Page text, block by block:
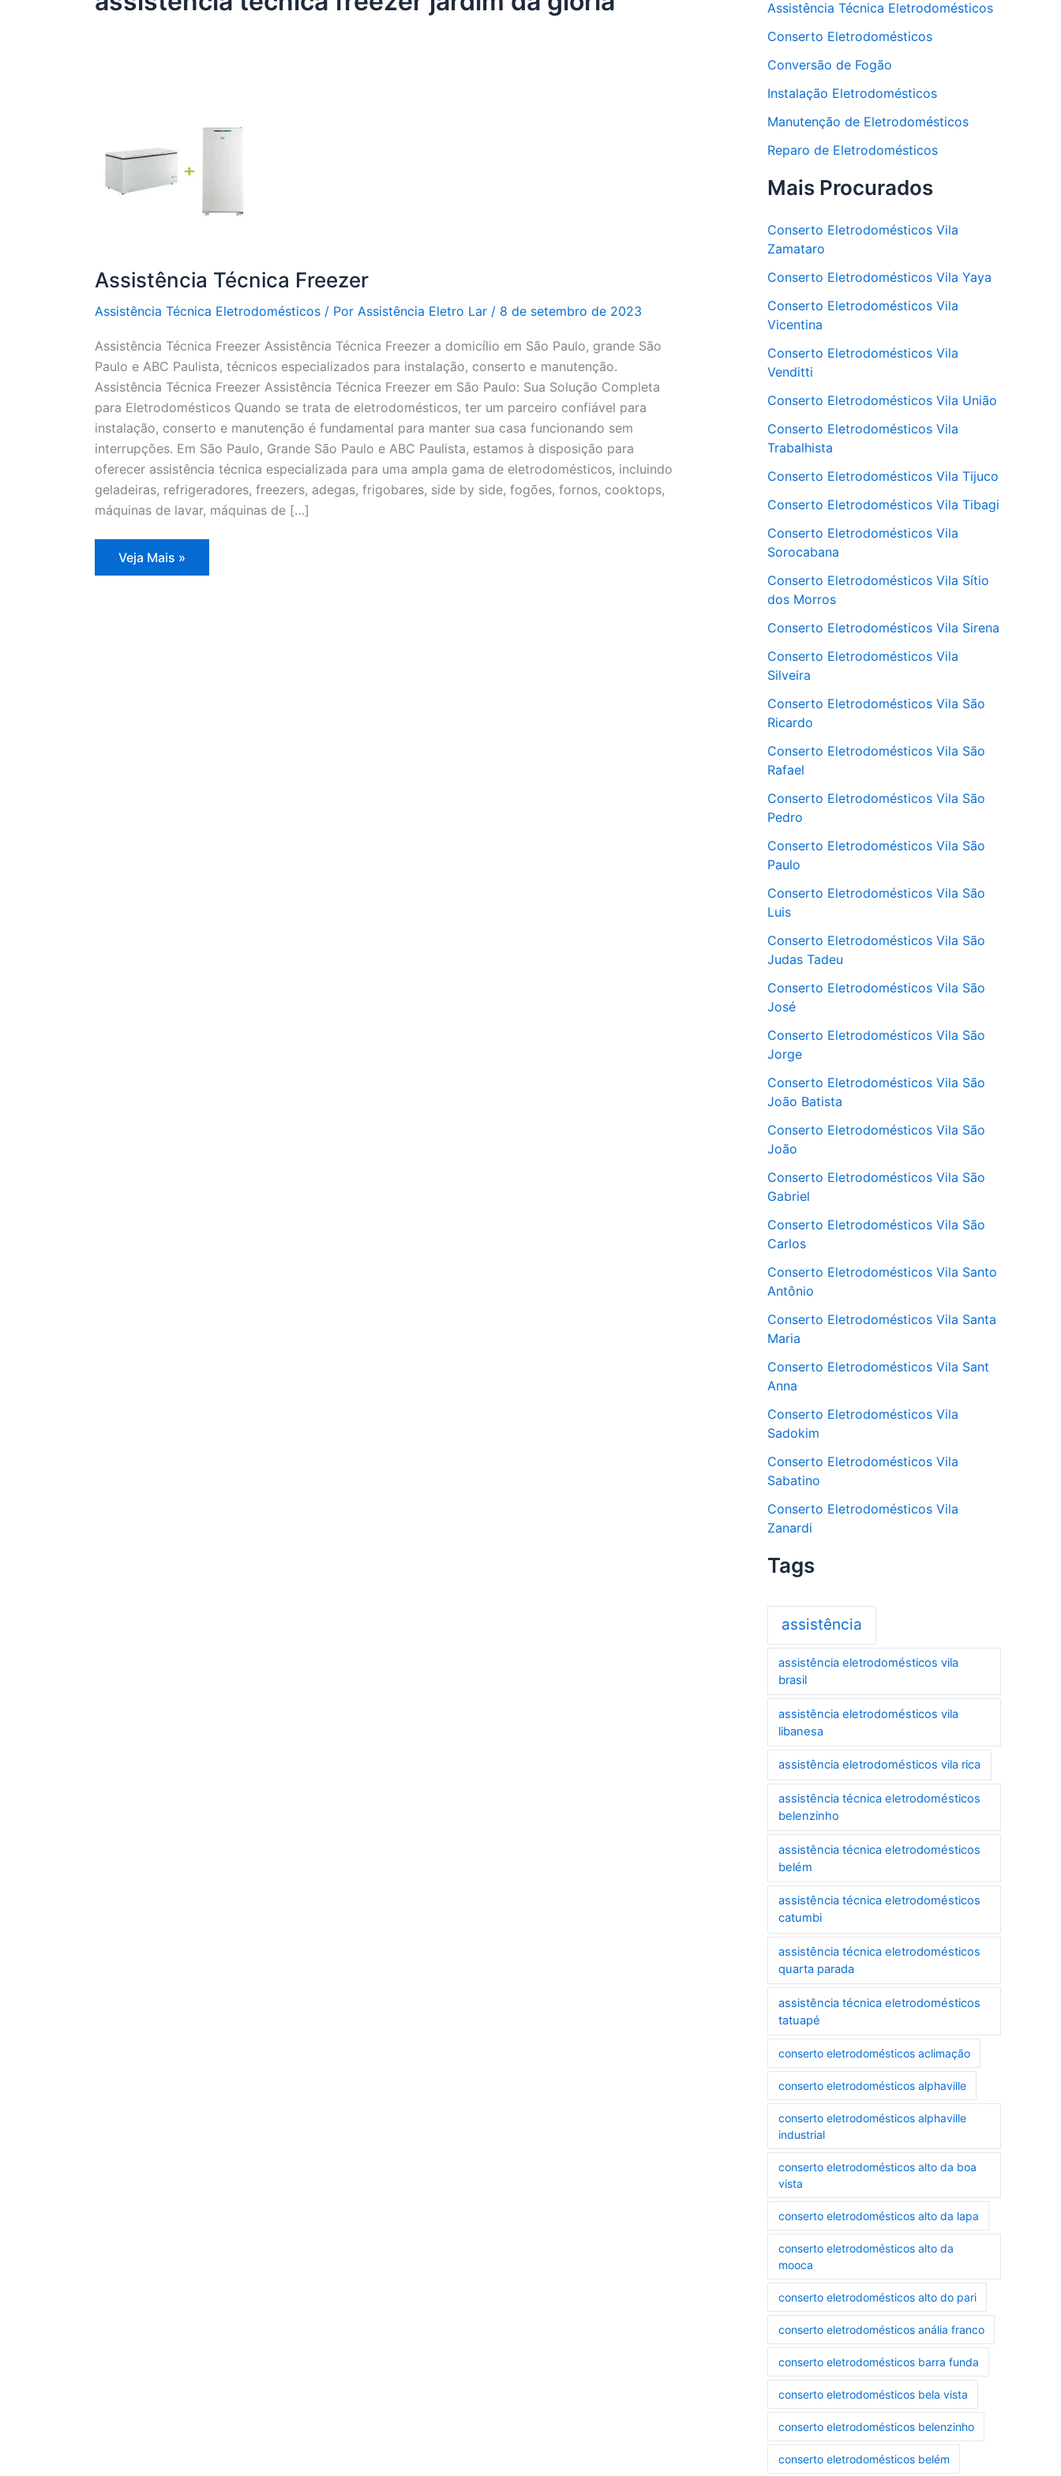
Assistência Técnica Freezer
Assistência Técnica Eletrodomésticos / Por Assistência Eletro Lar / 8 de setembro de 2023
Assistência Técnica Freezer Assistência Técnica Freezer a domicílio em São Paulo, grande São
Paulo e ABC Paulista, técnicos especializados para instalação, conserto e manutenção.
Assistência Técnica Freezer Assistência Técnica Freezer em São Paulo: Sua Solução Completa
para Eletrodomésticos Quando se trata de eletrodomésticos, ter um parceiro confiável para
instalação, conserto e manutenção é fundamental para manter sua casa funcionando sem
interrupções. Em São Paulo, Grande São Paulo e ABC Paulista, estamos à disposição para
oferecer assistência técnica especializada para uma ampla gama de eletrodomésticos, incluindo
geladeiras, refrigeradores, freezers, adegas, frigobares, side by side, fogões, fornos, cooktops,
máquinas de lavar, máquinas de […]
Assistência
Técnica
Veja Mais »
Assistência Técnica Eletrodomésticos
Conserto Eletrodomésticos
Conversão de Fogão
Instalação Eletrodomésticos
Manutenção de Eletrodomésticos
Reparo de Eletrodomésticos
Mais Procurados
Conserto Eletrodomésticos Vila
Zamataro
Conserto Eletrodomésticos Vila Yaya
Conserto Eletrodomésticos Vila
Vicentina
Conserto Eletrodomésticos Vila
Venditti
Conserto Eletrodomésticos Vila União
Conserto Eletrodomésticos Vila
Trabalhista
Conserto Eletrodomésticos Vila Tijuco
Conserto Eletrodomésticos Vila Tibagi
Conserto Eletrodomésticos Vila
Sorocabana
Conserto Eletrodomésticos Vila Sítio
dos Morros
Conserto Eletrodomésticos Vila Sirena
Conserto Eletrodomésticos Vila
Silveira
Conserto Eletrodomésticos Vila São
Ricardo
Conserto Eletrodomésticos Vila São
Rafael
Conserto Eletrodomésticos Vila São
Pedro
Conserto Eletrodomésticos Vila São
Paulo
Conserto Eletrodomésticos Vila São
Luis
Conserto Eletrodomésticos Vila São
Judas Tadeu
Conserto Eletrodomésticos Vila São
José
Conserto Eletrodomésticos Vila São
Jorge
Conserto Eletrodomésticos Vila São
João Batista
Conserto Eletrodomésticos Vila São
João
Conserto Eletrodomésticos Vila São
Gabriel
Conserto Eletrodomésticos Vila São
Carlos
Conserto Eletrodomésticos Vila Santo
Antônio
Conserto Eletrodomésticos Vila Santa
Maria
Conserto Eletrodomésticos Vila Sant
Anna
Conserto Eletrodomésticos Vila
Sadokim
Conserto Eletrodomésticos Vila
Sabatino
Conserto Eletrodomésticos Vila
Zanardi
Tags
assistência
assistência eletrodomésticos vila
brasil
assistência eletrodomésticos vila
libanesa
assistência eletrodomésticos vila rica
assistência técnica eletrodomésticos
belenzinho
assistência técnica eletrodomésticos
belém
assistência técnica eletrodomésticos
catumbi
assistência técnica eletrodomésticos
quarta parada
assistência técnica eletrodomésticos
tatuapé
conserto eletrodomésticos aclimação
conserto eletrodomésticos alphaville
conserto eletrodomésticos alphaville
industrial
conserto eletrodomésticos alto da boa
vista
conserto eletrodomésticos alto da lapa
conserto eletrodomésticos alto da
mooca
conserto eletrodomésticos alto do pari
conserto eletrodomésticos anália franco
conserto eletrodomésticos barra funda
conserto eletrodomésticos bela vista
conserto eletrodomésticos belenzinho
conserto eletrodomésticos belém